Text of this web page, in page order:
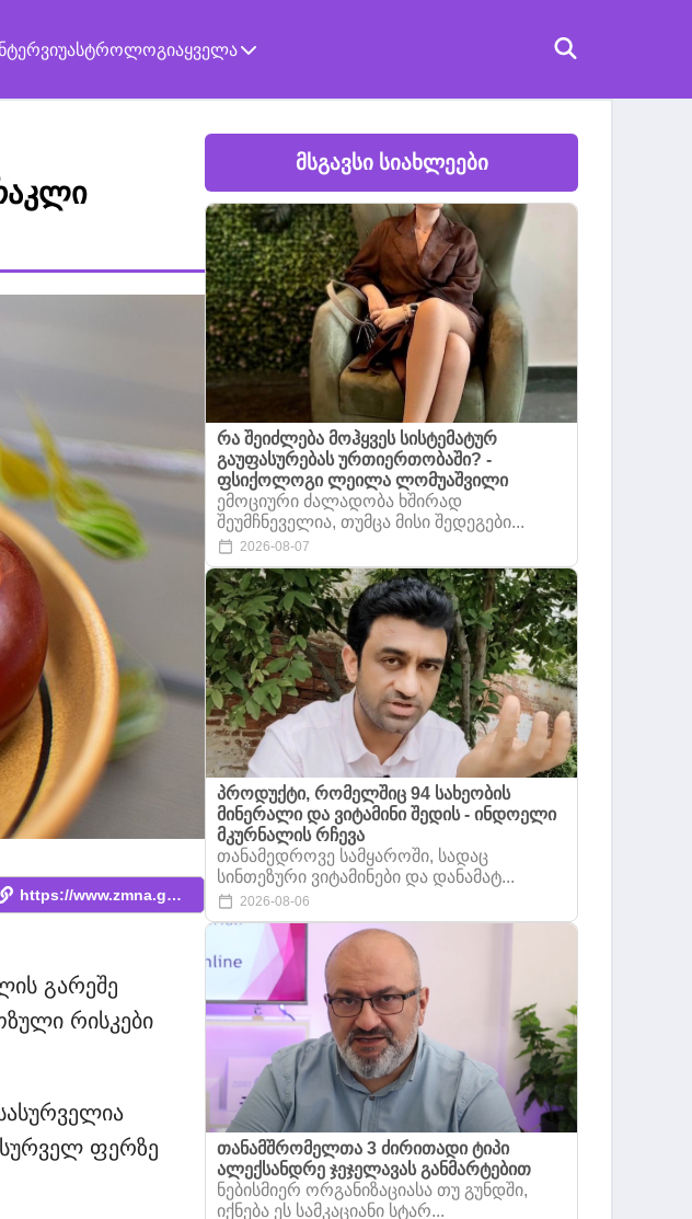
ასტროლოგიაყველა
https://www.zmna.ge/news/rogor-shevarchi...
გარეშე
რისკები
ფერზე
მსგავსი სიახლეები
რა შეიძლება მოჰყვეს სისტემატურ
გაუფასურებას ურთიერთობაში? -
ფსიქოლოგი ლეილა ლომუაშვილი
ემოციური ძალადობა ხშირად
შეუმჩნეველია, თუმცა მისი შედეგები...
2026-08-07
პროდუქტი, რომელშიც 94 სახეობის
მინერალი და ვიტამინი შედის - ინდოელი
მკურნალის რჩევა
თანამედროვე სამყაროში, სადაც
სინთეზური ვიტამინები და დანამატ...
2026-08-06
თანამშრომელთა 3 ძირითადი ტიპი
ალექსანდრე ჯეჯელავას განმარტებით
ნებისმიერ ორგანიზაციასა თუ გუნდში,
იქნება ეს სამკაციანი სტარ...